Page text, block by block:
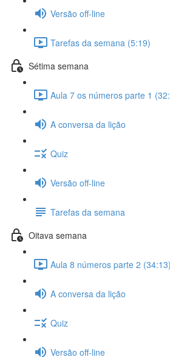
Versão off-line
Tarefas da semana (5:19)
Sétima semana
Aula 7 os números parte 1
A conversa da lição
Quiz
Versão off-line
Tarefas da semana
Oitava semana
Aula 8 números parte 2 (34:13)
A conversa da lição
Quiz
Versão off-line